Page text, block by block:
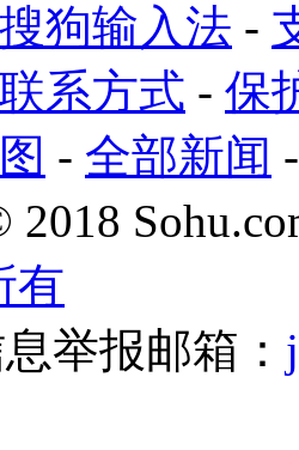
搜狗输入法 -
联系方式 - 保
- 全部新闻
2018
有
举报邮箱：